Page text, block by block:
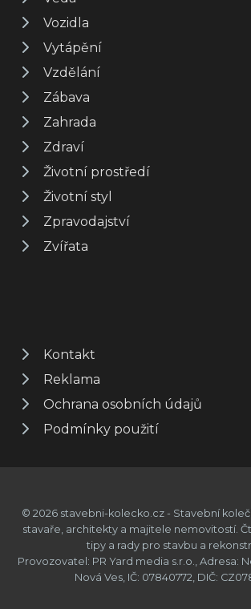
Vozidla
Vytápění
Vzdělání
Zábava
Zahrada
Zdraví
Životní prostředí
Životní styl
Zpravodajství
Zvířata
Kontakt
Reklama
Ochrana osobních údajů
Podmínky použití
© 2026 stavebni-kolecko.cz - Stavební
stavaře, architekty a majitele nemovitostí.
tipy a rady pro stavbu a
Provozovatel: PR Yard media s.r.o., Adresa:
Nová Ves, IČ: 07840772, DIČ: